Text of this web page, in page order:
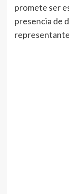
promete ser
presencia de